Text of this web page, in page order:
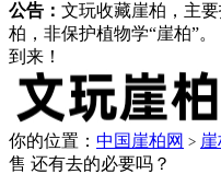
公告： 文玩收藏崖柏，主
柏，非保护植物学“崖柏”
到来！
你的位置： 中国崖柏网 >
售 还有去的必要吗？